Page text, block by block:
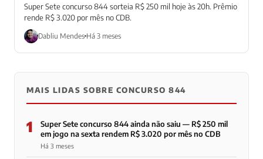
Super Sete concurso 844 sorteia R$ 250 mil hoje às 20h. Prêmio
rende R$ 3.020 por mês no CDB.
Dabliu Mendes Há 3 meses
MAIS LIDAS SOBRE CONCURSO 844
1
Super Sete concurso 844 ainda não saiu — R$ 250 mil
em jogo na sexta rendem R$ 3.020 por mês no CDB
Há 3 meses